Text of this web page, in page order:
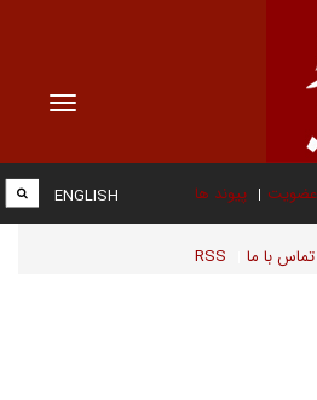
Toggle
عضویت پیوند ها
تماس با ما RSS
ENGLISH